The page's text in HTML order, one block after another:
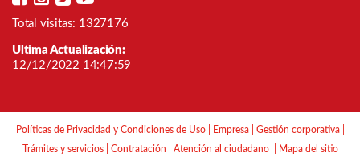
Total visitas: 1327176
Ultima Actualización:
12/12/2022 14:47:59
Políticas de Privacidad y Condiciones de Uso| Empresa| Gestión corporativa|
Trámites y servicios| Contratación Atención al ciudadano| Mapa del sitio